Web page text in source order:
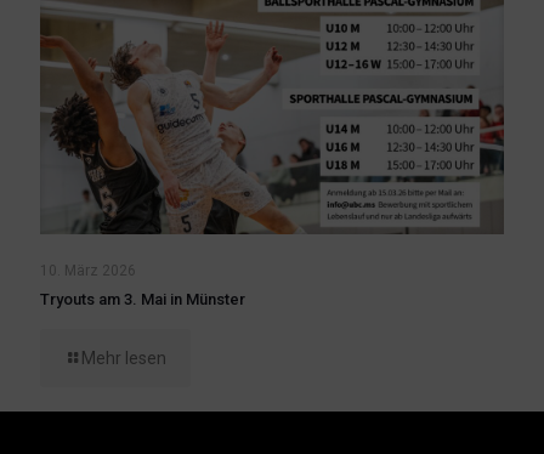
10. März 2026
Tryouts am 3. Mai in Münster
Mehr lesen